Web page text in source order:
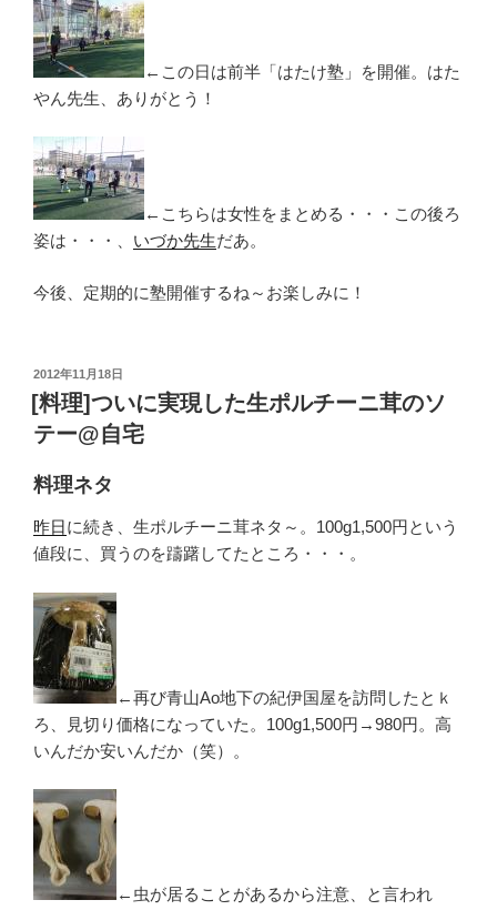
←この日は前半「はたけ塾」を開催。はた
やん先生、ありがとう！
←こちらは女性をまとめる・・・この後ろ
姿は・・・、 いづか先生だあ。
今後、定期的に塾開催するね～お楽しみに！
投
稿
日:
2012年11月18日
[料理]ついに実現した生ポルチーニ茸のソ
テー@自宅
料理ネタ
昨日に続き、生ポルチーニ茸ネタ～。100g1,500円という
値段に、買うのを躊躇してたところ・・・。
←再び青山Ao地下の紀伊国屋を訪問したとｋ
ろ、見切り価格になっていた。100g1,500円→980円。高
いんだか安いんだか（笑）。
←虫が居ることがあるから注意、と言われ